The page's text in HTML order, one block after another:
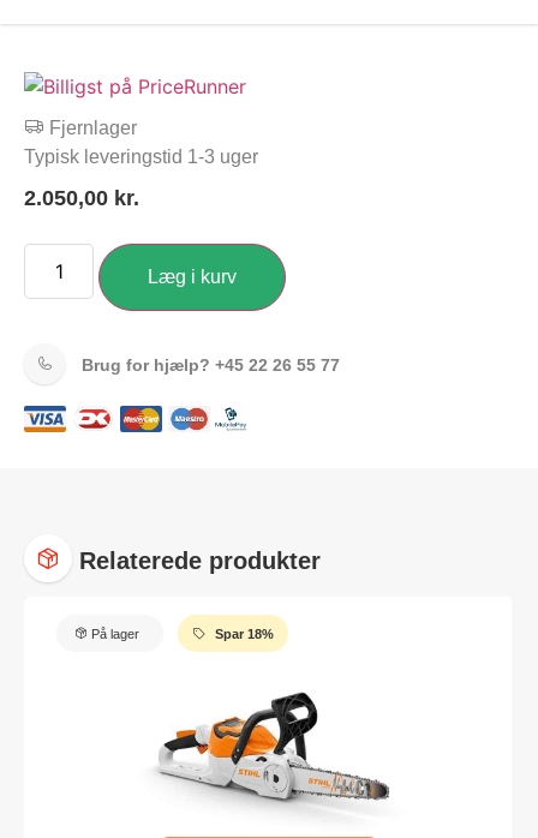
Fjernlager
Typisk leveringstid 1-3 uger
2.050,00 kr.
Læg i kurv
Brug for hjælp? +45 22 26 55 77
Relaterede produkter
På lager Spar 18%